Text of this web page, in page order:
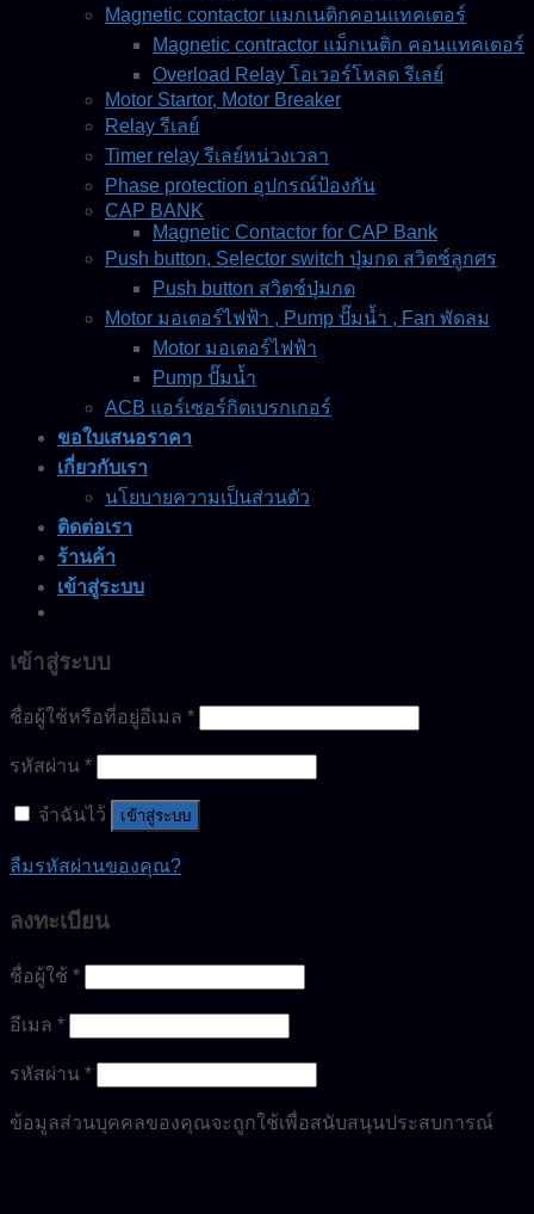
Magnetic contactor แมกเนติกคอนแทคเตอร์
Magnetic contractor แม็กเนติก คอนแทคเตอร์
Overload Relay โอเวอร์โหลด รีเลย์
Motor Startor, Motor Breaker
Relay รีเลย์
Timer relay รีเลย์หน่วงเวลา
Phase protection อุปกรณ์ป้องกัน
CAP BANK
Magnetic Contactor for CAP Bank
Push button, Selector switch ปุ่มกด สวิตช์ลูกศร
Push button สวิตช์ปุ่มกด
Motor มอเตอร์ไฟฟ้า , Pump ปั๊มน้ำ , Fan พัดลม
Motor มอเตอร์ไฟฟ้า
Pump ปั๊มน้ำ
ACB แอร์เซอร์กิตเบรกเกอร์
ขอใบเสนอราคา
เกี่ยวกับเรา
นโยบายความเป็นส่วนตัว
ติดต่อเรา
ร้านค้า
เข้าสู่ระบบ
เข้าสู่ระบบ
ชื่อผู้ใช้หรือที่อยู่อีเมล *
รหัสผ่าน *
จำฉันไว้ เข้าสู่ระบบ
ลืมรหัสผ่านของคุณ?
ลงทะเบียน
ชื่อผู้ใช้ *
อีเมล *
รหัสผ่าน *
ข้อมูลส่วนบุคคลของคุณจะถูกใช้เพื่อสนับสนุนประสบการณ์